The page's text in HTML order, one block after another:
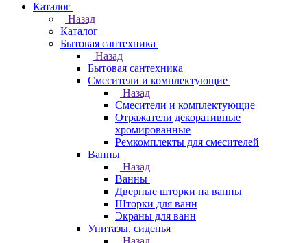
Каталог
Назад
Каталог
Бытовая сантехника
Назад
Бытовая сантехника
Смесители и комплектующие
Назад
Смесители и комплектующие
Отражатели декоративные
хромированные
Ремкомплекты для смесителей
Ванны
Назад
Ванны
Дверные шторки на ванны
Шторки для ванн
Экраны для ванн
Унитазы, сиденья
Назад